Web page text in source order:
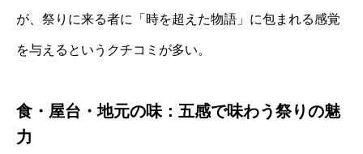
が、祭りに来る者に「時を超えた物語」に包まれる感覚
を与えるというクチコミが多い。
食・屋台・地元の味：五感で味わう祭りの魅
力